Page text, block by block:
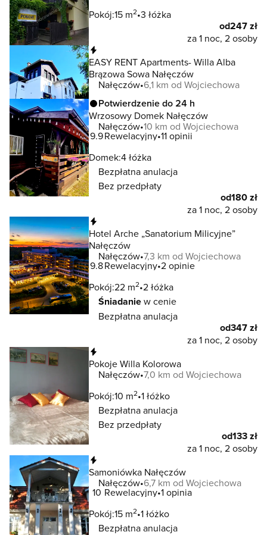
Pokój:15 m2 3 łóżka
od247 zł
za 1 noc, 2 osoby
EASY RENT Apartments- Willa Alba
Brązowa Sowa Nałęczów
Nałęczów 6,1 km od Wojciechowa
Potwierdzenie do 24 h
Wrzosowy Domek Nałęczów
Nałęczów 10 km od Wojciechowa
9.9Rewelacyjny 11 opinii
Domek:4 łóżka
Bezpłatna anulacja
Bez przedpłaty
od180 zł
za 1 noc, 2 osoby
Hotel Arche „Sanatorium Milicyjne”
Nałęczów
Nałęczów 7,3 km od Wojciechowa
9.8Rewelacyjny 2 opinie
Pokój:22 m2 2 łóżka
Śniadaniew cenie
Bezpłatna anulacja
od347 zł
za 1 noc, 2 osoby
Pokoje Willa Kolorowa
Nałęczów 7,0 km od Wojciechowa
Pokój:10 m2 1 łóżko
Bezpłatna anulacja
Bez przedpłaty
od133 zł
za 1 noc, 2 osoby
Samoniówka Nałęczów
Nałęczów 6,7 km od Wojciechowa
10 Rewelacyjny 1 opinia
Pokój:15 m2 1 łóżko
Bezpłatna anulacja